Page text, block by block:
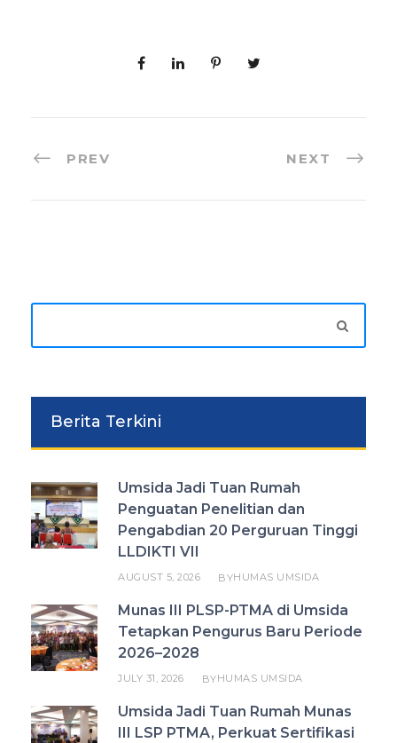
PREV NEXT
Berita Terkini
Umsida Jadi Tuan Rumah
Penguatan Penelitian dan
Pengabdian 20 Perguruan Tinggi
LLDIKTI VII
AUGUST 5, 2026 BYHUMAS UMSIDA
Munas III PLSP-PTMA di Umsida
Tetapkan Pengurus Baru Periode
2026–2028
JULY 31, 2026 BYHUMAS UMSIDA
Umsida Jadi Tuan Rumah Munas
III LSP PTMA, Perkuat Sertifikasi